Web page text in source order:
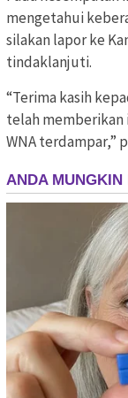
mengetahui
silakan lapor ke
tindaklanjuti.
“Terima kasih
telah memberikan
WNA terdampar,”